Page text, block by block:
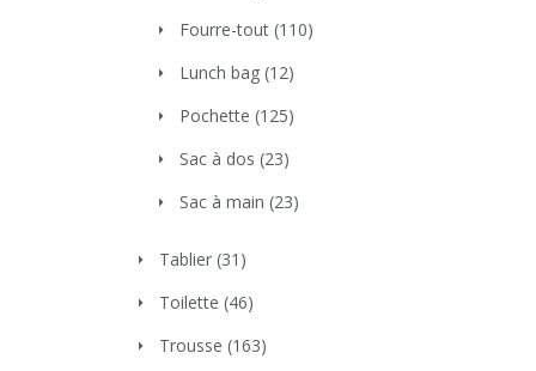
Fourre-tout (110)
Lunch bag (12)
Pochette (125)
Sac à dos (23)
Sac à main (23)
Tablier (31)
Toilette (46)
Trousse (163)